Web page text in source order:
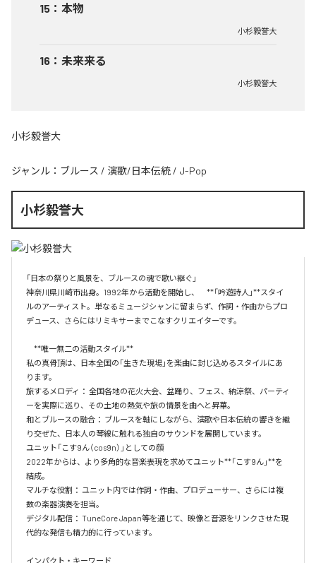
15 ： 本物
小杉毅誉大
16 ： 未来来る
小杉毅誉大
小杉毅誉大
ジャンル： ブルース / 演歌/日本伝統 / J-Pop
小杉毅誉大
「日本の祭りと風景を、ブルースの魂で歌い継ぐ」
神奈川県川崎市出身。1992年から活動を開始し、　**「吟遊詩人」**スタイ
ルのアーティスト。単なるミュージシャンに留まらず、作詞・作曲からプロ
デュース、さらにはリミキサーまでこなすクリエイターです。
**唯一無二の活動スタイル**
私の真骨頂は、日本全国の「生きた現場」を楽曲に封じ込めるスタイルにあ
ります。
旅するメロディ： 全国各地の花火大会、盆踊り、フェス、納涼祭、パーティ
ーを実際に巡り、その土地の熱気や旅の情景を曲へと昇華。
和とブルースの融合： ブルースを軸にしながら、演歌や日本伝統の響きを織
り交ぜた、日本人の琴線に触れる独自のサウンドを展開しています。
ユニット「こす9ん（cos9n）」としての顔
2022年からは、より多角的な音楽表現を求めてユニット**「こす9ん」**を
結成。
マルチな役割： ユニット内では作詞・作曲、プロデューサー、さらには複
数の楽器演奏を担当。
デジタル配信： TuneCore Japan等を通じて、映像と音源をリンクさせた現
代的な発信も精力的に行っています。
インパクト・キーワード